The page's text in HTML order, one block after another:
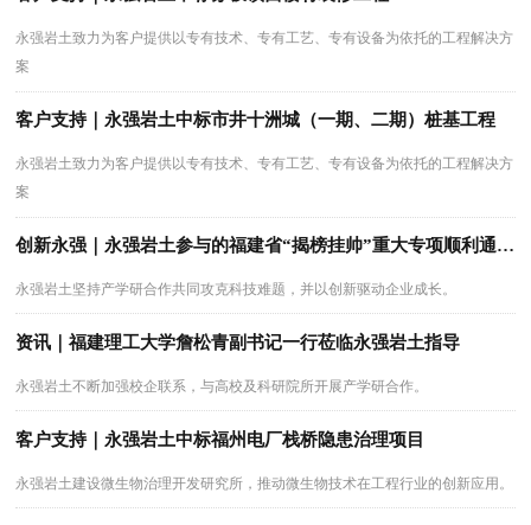
永强岩土致力为客户提供以专有技术、专有工艺、专有设备为依托的工程解决方
案
客户支持｜永强岩土中标市井十洲城（一期、二期）桩基工程
永强岩土致力为客户提供以专有技术、专有工艺、专有设备为依托的工程解决方
案
创新永强｜永强岩土参与的福建省“揭榜挂帅”重大专项顺利通过中期绩效评估
永强岩土坚持产学研合作共同攻克科技难题，并以创新驱动企业成长。
资讯｜福建理工大学詹松青副书记一行莅临永强岩土指导
永强岩土不断加强校企联系，与高校及科研院所开展产学研合作。
客户支持｜永强岩土中标福州电厂栈桥隐患治理项目
永强岩土建设微生物治理开发研究所，推动微生物技术在工程行业的创新应用。